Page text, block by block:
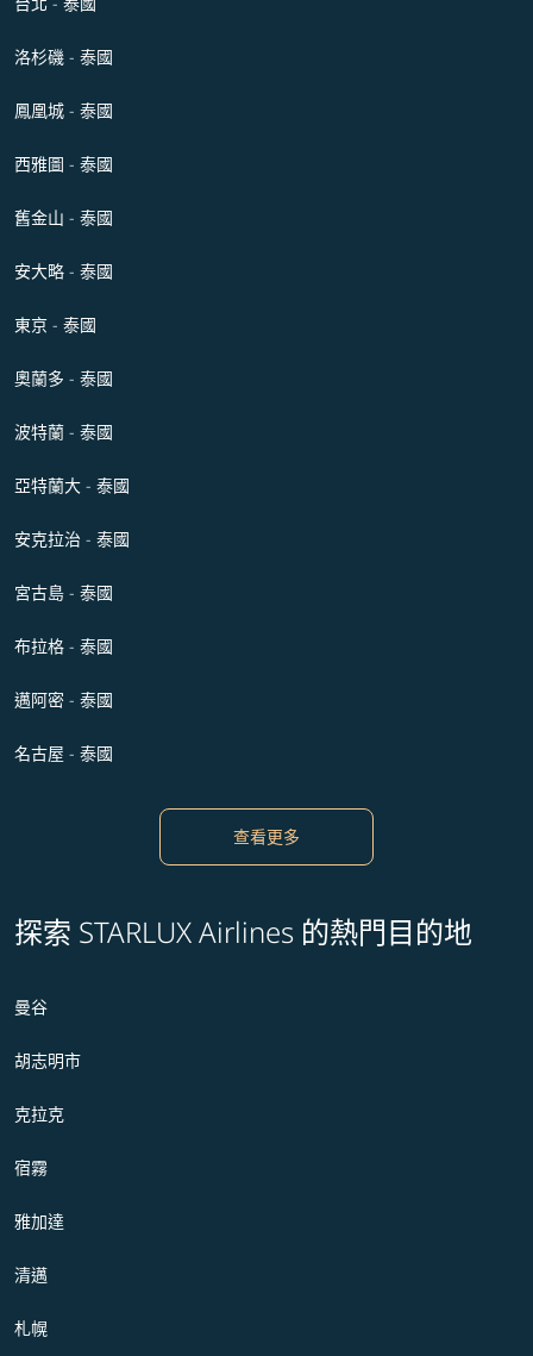
洛杉磯 - 泰國
鳳凰城 - 泰國
西雅圖 - 泰國
舊金山 - 泰國
安大略 - 泰國
東京 - 泰國
奧蘭多 - 泰國
波特蘭 - 泰國
亞特蘭大 - 泰國
安克拉治 - 泰國
宮古島 - 泰國
布拉格 - 泰國
邁阿密 - 泰國
名古屋 - 泰國
查看更多
探索 STARLUX Airlines 的熱門目的地
曼谷
胡志明市
克拉克
宿霧
雅加達
清邁
札幌